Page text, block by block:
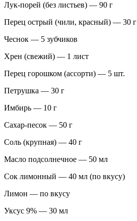
Лук-порей (без листьев) — 90 г
Перец острый (чили, красный) — 30 г
Чеснок — 5 зубчиков
Хрен (свежий) — 1 лист
Перец горошком (ассорти) — 5 шт.
Петрушка — 30 г
Имбирь — 10 г
Сахар-песок — 50 г
Соль (крупная) — 40 г
Масло подсолнечное — 50 мл
Сок лимонный — 40 мл (по вкусу)
Лимон — по вкусу
Уксус 9% — 30 мл